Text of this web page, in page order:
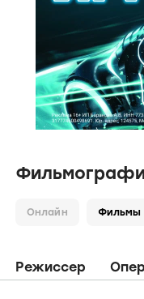
Онлайн Фильмы
Режиссер